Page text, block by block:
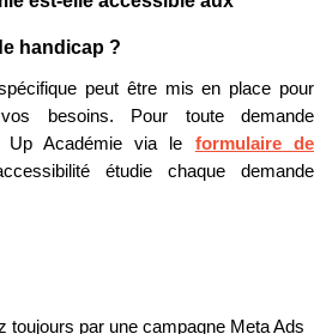
handicap ?
peut être mis en place pour
besoins. Pour toute demande
Up Académie via le formulaire de
étudie chaque demande
toujours par une campagne Meta Ads